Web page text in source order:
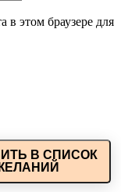
в этом браузере для
В СПИСОК